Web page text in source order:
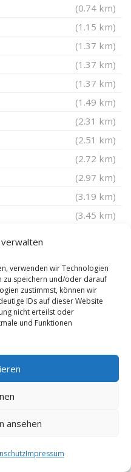
verwenden wir Technologien
zu speichern und/oder darauf
zustimmst, können wir
IDs auf dieser Website
nicht erteilst oder
und Funktionen
ansehen
Impressum
(0.74 km)
(1.15 km)
(1.37 km)
(1.37 km)
(1.37 km)
(1.49 km)
(2.31 km)
(2.51 km)
(2.72 km)
(2.97 km)
(3.19 km)
(3.45 km)
(3.76 km)
(3.94 km)
(4.56 km)